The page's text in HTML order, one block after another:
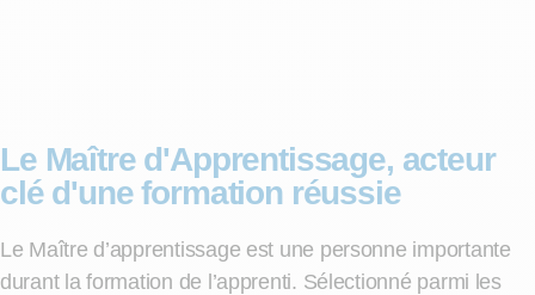
Le Maître d'Apprentissage, acteur
clé d'une formation réussie
Le Maître d’apprentissage est une personne importante
durant la formation de l’apprenti. Sélectionné parmi les